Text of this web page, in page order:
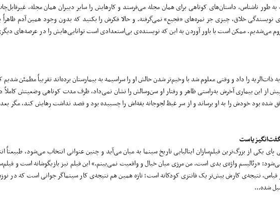
طور ناشناس، داستان‌های کوتاهی برای همان مجله می‌‌فرستد و کارهایش را سایر دبیران همان مجله،
خلاق، چیزی جز نمره‌های «فجیع» نمی‌گرفته. و حالا فکرش را بکنید که بدون وجود همین آدم ظاهراً
می‌شدیم. ممکن است با باور آوردن به این که نویسنده‌ی بی‌‌استعدادی است توانایی‌هایش را در عرصه‌های
بود که استن لی (۲۰۱۸‌-‌۱۹۲۲) خبر ابتلایش به ذات‌الریه را داد و وقتی معلوم شد با وخیم‌تر شدن حالش او را سراسیمه به بیمارستان برده‌اند تقریباً مطمئن
۹۵ سال داشت و گرچه تا پیش از این بیماری آخرش به‌راستی ظاهر و رفتار او سن‌وسالش را نشان نمی‌داد، ظرف مدت کوتاهی وضعیتش
شده بود خودش را به او برساند و از سر غیظ لجوجانه یقه‌‌اش را چسبیده بود و قصد نداشت رهایش کند، مگر
انگیزیاست
یکی از بزرگ‌ترین فیلم‌سازان ایتالیایی تاریخ سینما به میان می‌آید و چنین عنوانی انتخاب می‌شود، طبیعتاً
«رئالیسم واژه‌ی بدی است. من مرزی میان خیال و واقعیت نمی‌بینم.» این فیلم نیز بازیگوشانه است و
قیاس، نتیجه‌ی کارش بیش‌تر یک فانتزی کودکانه است؛ تازه همین هم نتیجه‌ی کار سینماگر جوانی است که در
شده...